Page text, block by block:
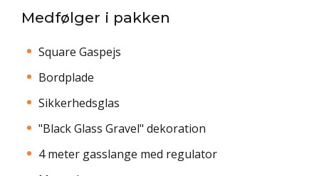
Medfølger i pakken
Square Gaspejs
Bordplade
Sikkerhedsglas
"Black Glass Gravel" dekoration
4 meter gasslange med regulator